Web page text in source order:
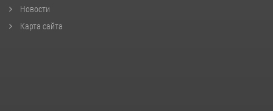
Новости
Карта сайта